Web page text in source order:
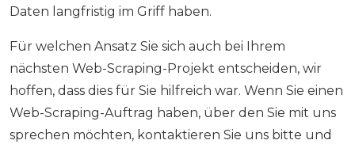
Daten langfristig im Griff haben.
Für welchen Ansatz Sie sich auch bei Ihrem
nächsten Web-Scraping-Projekt entscheiden, wir
hoffen, dass dies für Sie hilfreich war. Wenn Sie einen
Web-Scraping-Auftrag haben, über den Sie mit uns
sprechen möchten, kontaktieren Sie uns bitte und